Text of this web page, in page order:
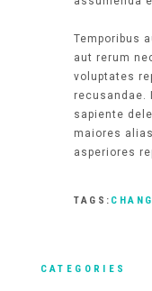
TAGS:
Temporibus
aut rerum
voluptates
recusandae.
sapiente
maiores
asperiores
CATEGORIES